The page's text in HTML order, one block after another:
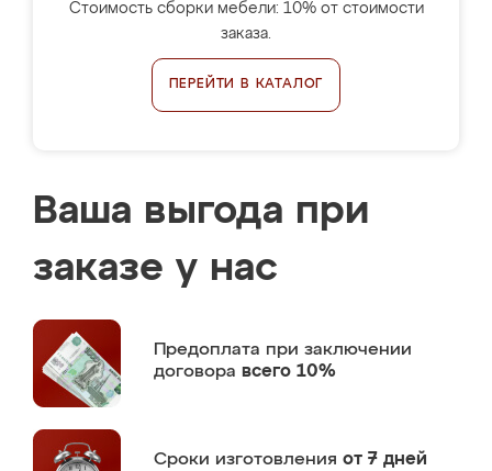
Стоимость сборки мебели: 10% от стоимости
заказа.
ПЕРЕЙТИ В КАТАЛОГ
Ваша выгода при
заказе у нас
Предоплата при заключении
договора всего 10%
Сроки изготовления от 7 дней